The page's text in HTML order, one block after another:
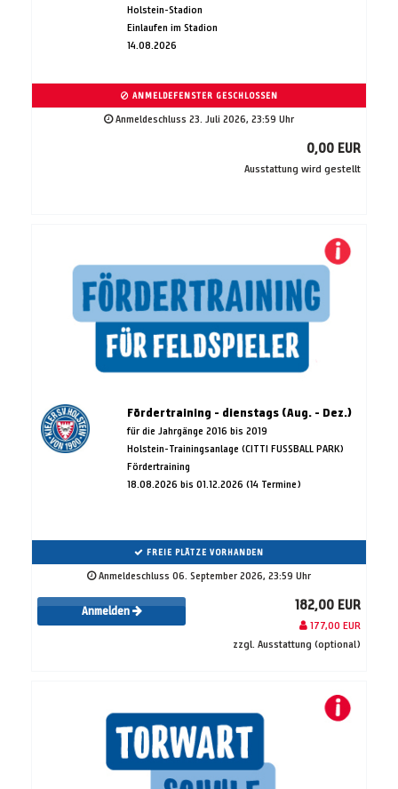
Holstein-Stadion
Einlaufen im Stadion
14.08.2026
ANMELDEFENSTER GESCHLOSSEN
Anmeldeschluss 23. Juli 2026, 23:59 Uhr
0,00 EUR
Ausstattung wird gestellt
Fördertraining - dienstags (Aug. - Dez.)
für die Jahrgänge 2016 bis 2019
Holstein-Trainingsanlage (CITTI FUSSBALL PARK)
Fördertraining
18.08.2026 bis 01.12.2026 (14 Termine)
FREIE PLÄTZE VORHANDEN
Anmeldeschluss 06. September 2026, 23:59 Uhr
Anmelden 182,00 EUR
177,00 EUR
zzgl. Ausstattung (optional)